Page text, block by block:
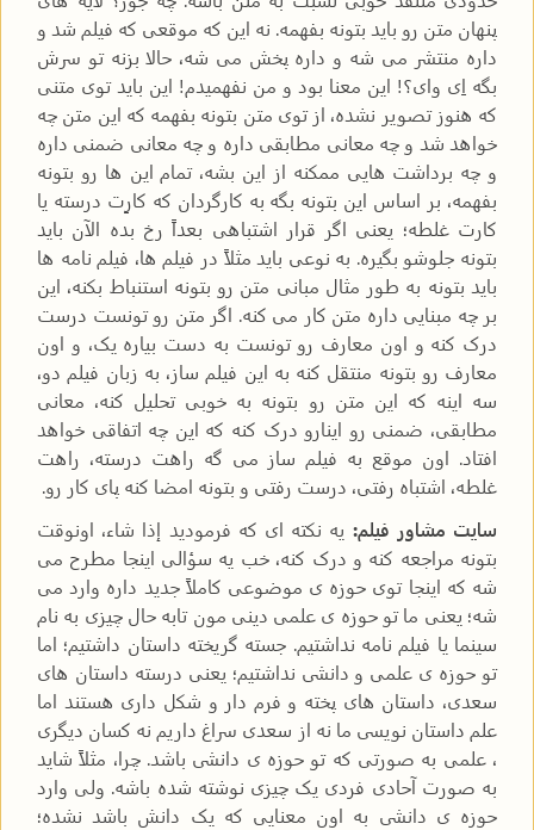
پنهان متن رو باید بتونه بفهمه. نه این که موقعی که فیلم شد و
داره منتشر می شه و داره پخش می شه، حالا بزنه تو سرش
بگه اِی وای؟! این معنا بود و من نفهمیدم! این باید توی متنی
که هنوز تصویر نشده، از توی متن بتونه بفهمه که این متن چه
خواهد شد و چه معانی مطابقی داره و چه معانی ضمنی داره
و چه برداشت هایی ممکنه از این بشه، تمام این ها رو بتونه
بفهمه، بر اساس این بتونه بگه به کارگردان که کارِت درسته یا
کارت غلطه؛ یعنی اگر قرار اشتباهی بعداً رخ بده الآن باید
بتونه جلوشو بگیره. به نوعی باید مثلاً در فیلم ها، فیلم نامه ها
باید بتونه به طور مثال مبانی متن رو بتونه استنباط بکنه، این
بر چه مبنایی داره متن کار می کنه. اگر متن رو تونست درست
درک کنه و اون معارف رو تونست به دست بیاره یک، و اون
معارف رو بتونه منتقل کنه به این فیلم ساز، به زبان فیلم دو،
سه اینه که این متن رو بتونه به خوبی تحلیل کنه، معانی
مطابقی، ضمنی رو اینارو درک کنه که این چه اتفاقی خواهد
افتاد. اون موقع به فیلم ساز می گه راهت درسته، راهت
غلطه، اشتباه رفتی، درست رفتی و بتونه امضا کنه پای کار رو.
سایت مشاور فیلم: یه نکته ای که فرمودید إذا شاء، اونوقت
بتونه مراجعه کنه و درک کنه، خب یه سؤالی اینجا مطرح می
شه که اینجا توی حوزه ی موضوعی کاملاً جدید داره وارد می
شه؛ یعنی ما تو حوزه ی علمی دینی مون تابه حال چیزی به نام
سینما یا فیلم نامه نداشتیم. جسته گریخته داستان داشتیم؛ اما
تو حوزه ی علمی و دانشی نداشتیم؛ یعنی درسته داستان های
سعدی، داستان های پخته و فرم دار و شکل داری هستند اما
علم داستان نویسی ما نه از سعدی سراغ داریم نه کسان دیگری
، علمی به صورتی که تو حوزه ی دانشی باشد. چرا، مثلاً شاید
به صورت آحادی فردی یک چیزی نوشته شده باشه. ولی وارد
حوزه ی دانشی به اون معنایی که یک دانش باشد نشده؛